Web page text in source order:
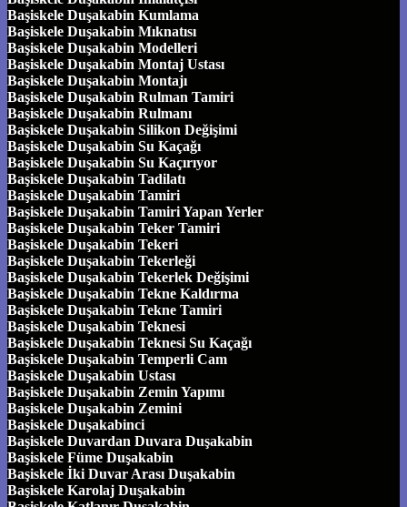
Başiskele Duşakabin Kumlama
Başiskele Duşakabin Mıknatısı
Başiskele Duşakabin Modelleri
Başiskele Duşakabin Montaj Ustası
Başiskele Duşakabin Montajı
Başiskele Duşakabin Rulman Tamiri
Başiskele Duşakabin Rulmanı
Başiskele Duşakabin Silikon Değişimi
Başiskele Duşakabin Su Kaçağı
Başiskele Duşakabin Su Kaçırıyor
Başiskele Duşakabin Tadilatı
Başiskele Duşakabin Tamiri
Başiskele Duşakabin Tamiri Yapan Yerler
Başiskele Duşakabin Teker Tamiri
Başiskele Duşakabin Tekeri
Başiskele Duşakabin Tekerleği
Başiskele Duşakabin Tekerlek Değişimi
Başiskele Duşakabin Tekne Kaldırma
Başiskele Duşakabin Tekne Tamiri
Başiskele Duşakabin Teknesi
Başiskele Duşakabin Teknesi Su Kaçağı
Başiskele Duşakabin Temperli Cam
Başiskele Duşakabin Ustası
Başiskele Duşakabin Zemin Yapımı
Başiskele Duşakabin Zemini
Başiskele Duşakabinci
Başiskele Duvardan Duvara Duşakabin
Başiskele Füme Duşakabin
Başiskele İki Duvar Arası Duşakabin
Başiskele Karolaj Duşakabin